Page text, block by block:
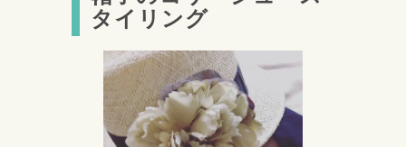
タイリング